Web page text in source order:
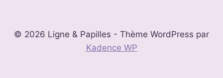
© 2026 Ligne & Papilles - Thème WordPress par
Kadence WP